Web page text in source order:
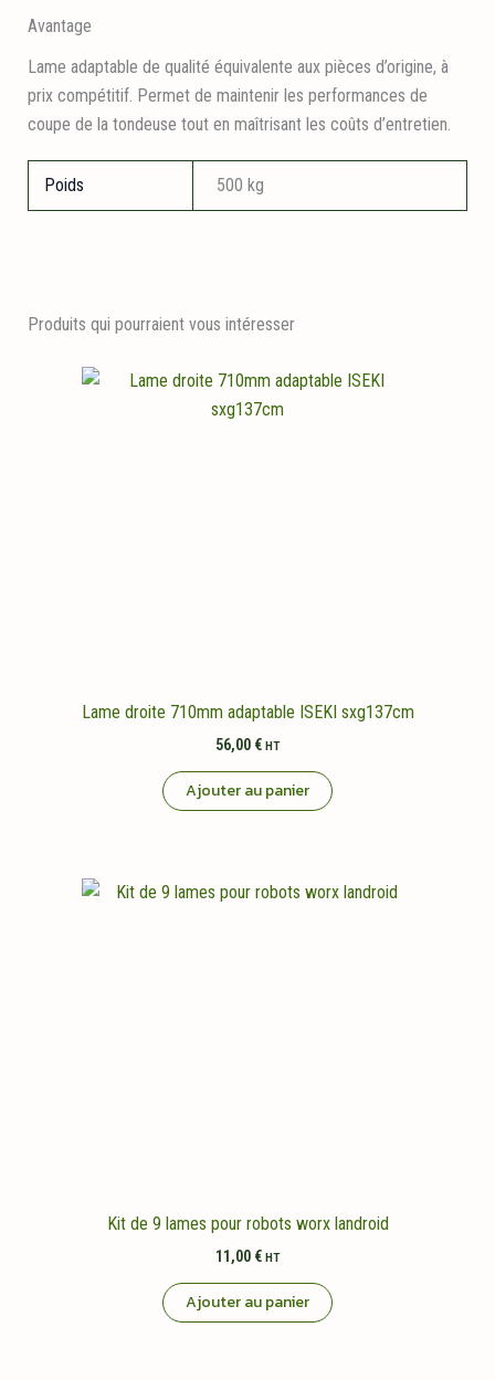
Avantage
Lame adaptable de qualité équivalente aux pièces d’origine, à
prix compétitif. Permet de maintenir les performances de
coupe de la tondeuse tout en maîtrisant les coûts d’entretien.
Poids 500 kg
Produits qui pourraient vous intéresser
Lame droite 710mm adaptable ISEKI sxg137cm
56,00 € HT
Ajouter au panier
Kit de 9 lames pour robots worx landroid
11,00 € HT
Ajouter au panier